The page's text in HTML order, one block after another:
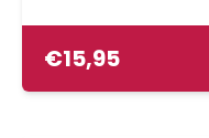
€15,95